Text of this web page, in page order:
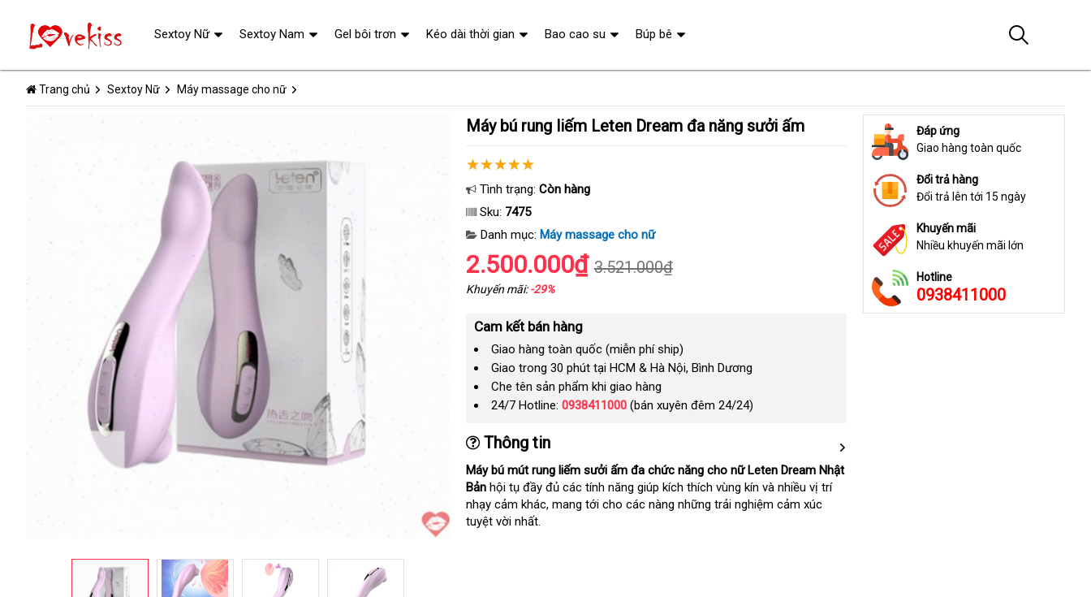
Trang chủ Sextoy Nữ Máy massage cho nữ
Máy bú rung liếm Leten Dream đa năng sưởi ấm
Tình trạng: Còn hàng
Sku: 7475
Danh mục: Máy massage cho nữ
2.500.000₫ 3.521.000₫
Khuyến mãi:-29%
Cam kết bán hàng
Giao hàng toàn quốc (miễn phí ship)
Giao trong 30 phút tại HCM & Hà Nội, Bình Dương
Che tên sản phẩm khi giao hàng
24/7 Hotline: 0938411000(bán xuyên đêm 24/24)
Thông tin
Máy bú mút rung liếm sưởi ấm đa chức năng cho nữ Leten Dream Nhật
Bản hội tụ đầy đủ các tính năng giúp kích thích vùng kín và nhiều vị trí
nhạy cảm kháctổng
, mang tới cho các nàng gần
những trải nghiệm cảm xúc
tuyệt vời nhất.
Đáp ứng
Giao hàng toàn quốc
Đổi trả hàng
Đổi trả lên tới 15 ngày
Khuyến mãi
Nhiều khuyến mãi lớn
Hotline
0938411000
Sextoy Nữ Sextoy Nam Gel bôi trơn Kéo dài thời gian Bao cao su Búp bê